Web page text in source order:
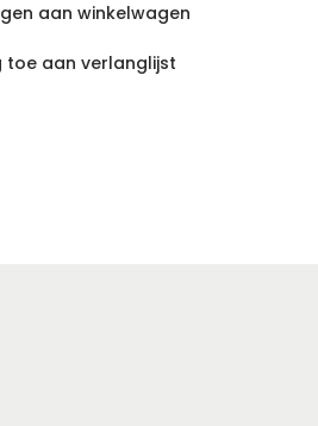
aan winkelwagen
toe aan verlanglijst